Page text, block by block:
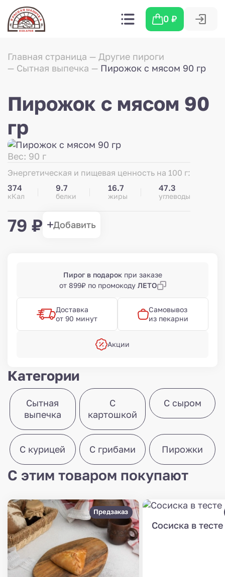
0 ₽
Главная страница
Другие пироги
Сытная выпечка
Пирожок с мясом 90 гр
Пирожок с мясом 90
гр
Вес: 90 г
Энергетическая и пищевая ценность на 100 г:
374
кКал
9.7
белки
16.7
жиры
47.3
углеводы
79 ₽ Добавить
Пирог в подарокпри заказе
от 899₽ по промокоду ЛЕТО
Доставка
от 90 минут
Самовывоз
из пекарни
Акции
Категории
Сытная
выпечка
С
картошкой
С сыром
С курицей С грибами Пирожки
С этим товаром покупают
Предзаказ
Сосиска в